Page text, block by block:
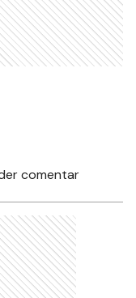
comentar